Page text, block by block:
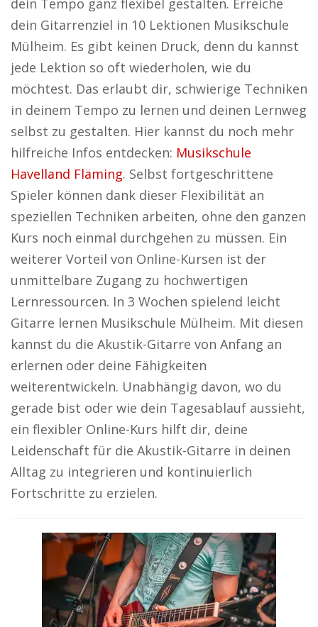
dein Tempo ganz flexibel gestalten. Erreiche
dein Gitarrenziel in 10 Lektionen Musikschule
Mülheim. Es gibt keinen Druck, denn du kannst
jede Lektion so oft wiederholen, wie du
möchtest. Das erlaubt dir, schwierige Techniken
in deinem Tempo zu lernen und deinen Lernweg
selbst zu gestalten. Hier kannst du noch mehr
hilfreiche Infos entdecken: Musikschule
Havelland Fläming. Selbst fortgeschrittene
Spieler können dank dieser Flexibilität an
speziellen Techniken arbeiten, ohne den ganzen
Kurs noch einmal durchgehen zu müssen. Ein
weiterer Vorteil von Online-Kursen ist der
unmittelbare Zugang zu hochwertigen
Lernressourcen. In 3 Wochen spielend leicht
Gitarre lernen Musikschule Mülheim. Mit diesen
kannst du die Akustik-Gitarre von Anfang an
erlernen oder deine Fähigkeiten
weiterentwickeln. Unabhängig davon, wo du
gerade bist oder wie dein Tagesablauf aussieht,
ein flexibler Online-Kurs hilft dir, deine
Leidenschaft für die Akustik-Gitarre in deinen
Alltag zu integrieren und kontinuierlich
Fortschritte zu erzielen.